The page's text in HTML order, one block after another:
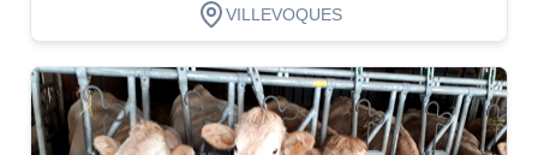
VILLEVOQUES
Dégustation